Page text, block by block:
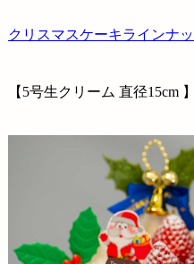
クリスマスケーキラインナ
【5号生クリーム 直径15cm 】